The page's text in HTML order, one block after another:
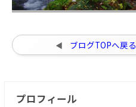
ブログTOPへ戻る
プロフィール